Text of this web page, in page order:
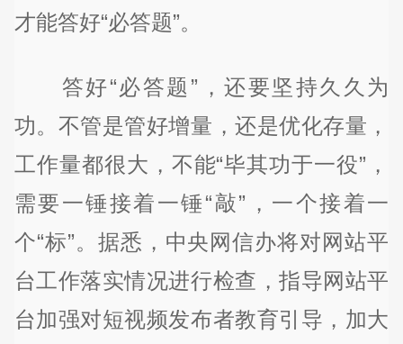
才能答好“必答题”。
答好“必答题”，还要坚持久久为
功。不管是管好增量，还是优化存量，
工作量都很大，不能“毕其功于一役”，
需要一锤接着一锤“敲”，一个接着一
个“标”。据悉，中央网信办将对网站平
台工作落实情况进行检查，指导网站平
台加强对短视频发布者教育引导，加大